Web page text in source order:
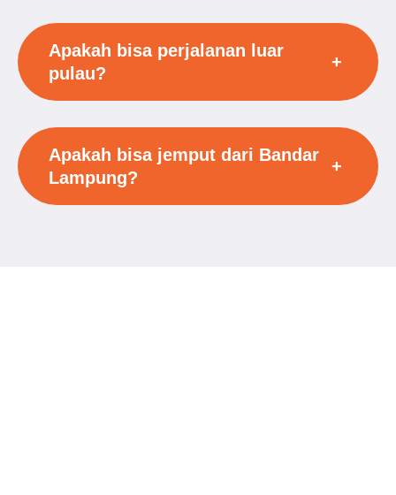
Apakah bisa perjalanan luar
pulau?
+
Apakah bisa jemput dari Bandar
Lampung?
+